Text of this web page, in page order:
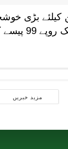
کیلئے بڑی
پیسے کمی
مزید خبریں